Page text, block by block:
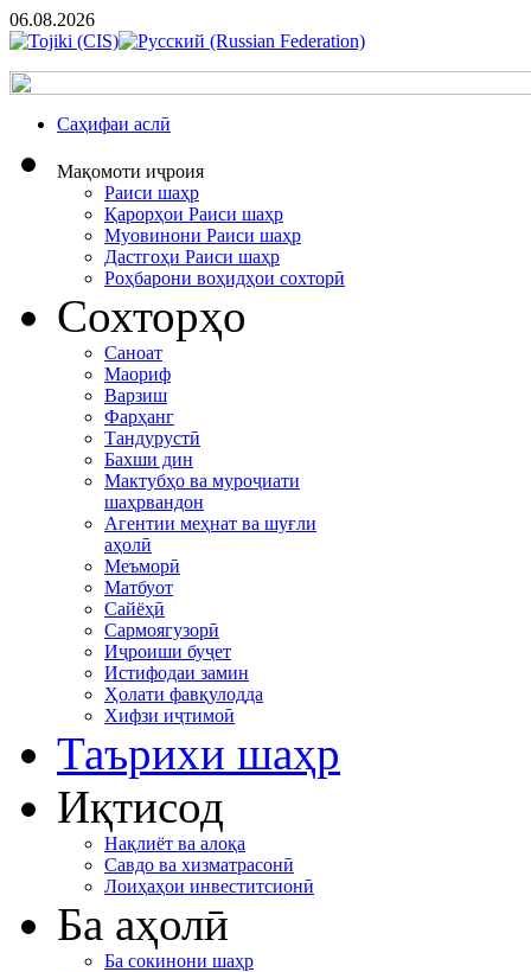
06.08.2026
Cаҳифаи аслӣ
Мақомоти иҷроия
Раиси шаҳр
Қарорҳои Раиси шаҳр
Муовинони Раиси шаҳр
Дастгоҳи Раиси шаҳр
Роҳбарони воҳидҳои сохторӣ
Сохторҳо
Саноат
Маориф
Варзиш
Фарҳанг
Тандурустӣ
Бахши дин
Мактубҳо ва муроҷиати
шаҳрвандон
Агентии меҳнат ва шуғли
аҳолӣ
Меъморӣ
Матбуот
Сайёҳӣ
Сармоягузорӣ
Иҷроиши буҷет
Истифодаи замин
Ҳолати фавқулодда
Хифзи иҷтимоӣ
Таърихи шаҳр
Иқтисод
Нақлиёт ва алоқа
Савдо ва хизматрасонӣ
Лоиҳаҳои инвеститсионӣ
Ба аҳолӣ
Ба сокинони шаҳр